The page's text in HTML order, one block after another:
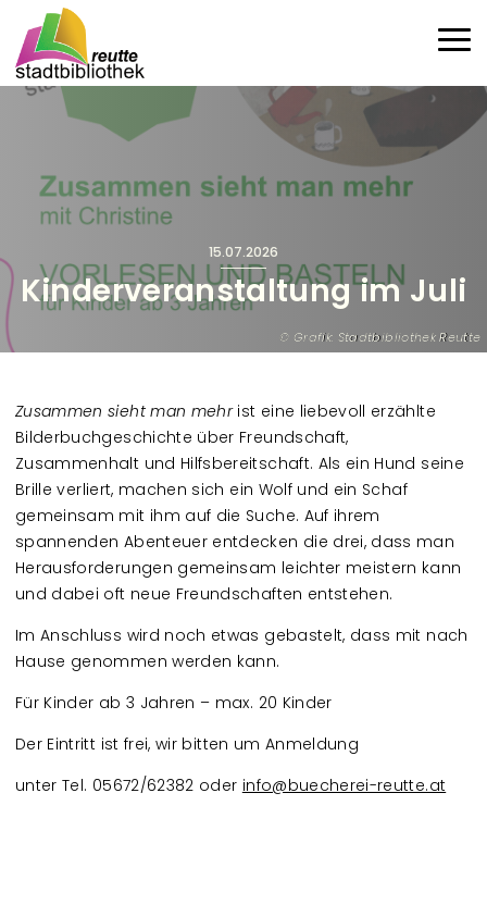
Grafik: Stadtbibliothek Reutte
15.07.2026
Kinderveranstaltung im Juli
Zusammen sieht man mehrist eine liebevoll erzählte
Bilderbuchgeschichte über Freundschaft,
Zusammenhalt und Hilfsbereitschaft. Als ein Hund seine
Brille verliert, machen sich ein Wolf und ein Schaf
gemeinsam mit ihm auf die Suche. Auf ihrem
spannenden Abenteuer entdecken die drei, dass man
Herausforderungen gemeinsam leichter meistern kann
und dabei oft neue Freundschaften entstehen.
Im Anschluss wird noch etwas gebastelt, dass mit nach
Hause genommen werden kann.
Für Kinder ab 3 Jahren – max. 20 Kinder
Der Eintritt ist frei, wir bitten um Anmeldung
unter Tel. 05672/62382 oder info@buecherei-reutte.at